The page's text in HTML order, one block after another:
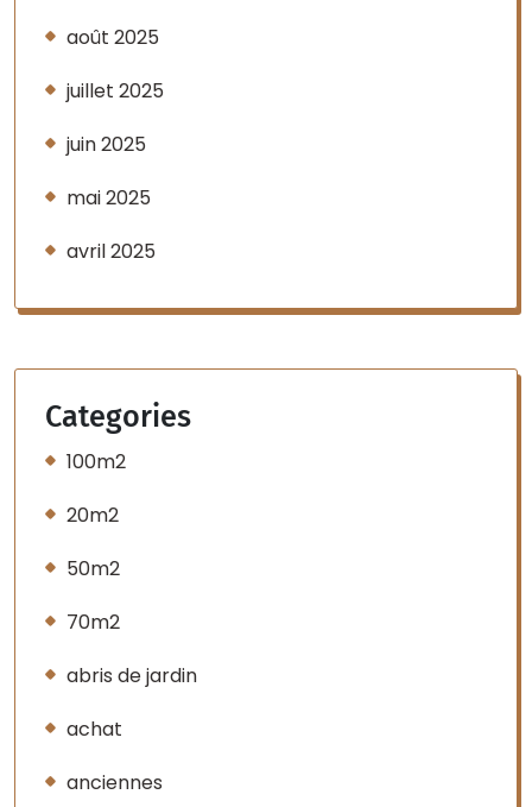
août 2025
juillet 2025
juin 2025
mai 2025
avril 2025
Categories
100m2
20m2
50m2
70m2
abris de jardin
achat
anciennes